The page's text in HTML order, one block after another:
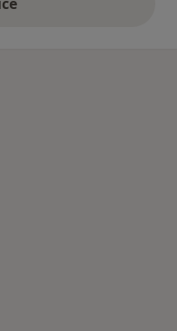
uvedené názory